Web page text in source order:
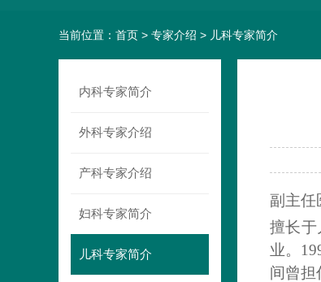
当前位置： 首页 > 专家介绍 > 儿科专家简介
内科专家简介
外科专家介绍
产科专家介绍
妇科专家简介
儿科专家简介
副主任
擅长于
业。
间曾